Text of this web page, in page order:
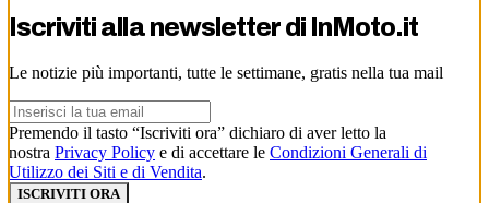
Iscriviti alla newsletter di InMoto.it
Le notizie più importanti, tutte le settimane, gratis nella tua mail
Premendo il tasto “Iscriviti ora” dichiaro di aver letto la
nostra Privacy Policy e di accettare le Condizioni Generali di
Utilizzo dei Siti e di Vendita.
ISCRIVITI ORA